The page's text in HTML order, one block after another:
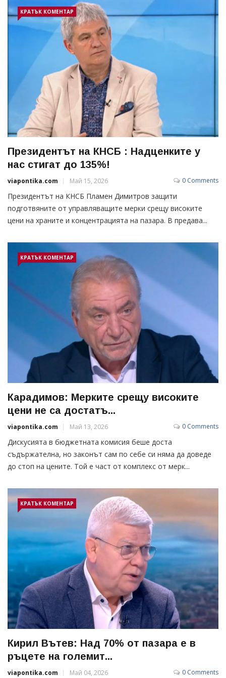
КРАТЪК КОМЕНТАР
Президентът на КНСБ : Надценките у
нас стигат до 135%!
viapontika.com Май 15, 2026 0 Comments
Президентът на КНСБ Пламен Димитров защити
подготвяните от управляващите мерки срещу високите
цени на храните и концентрацията на пазара. В предава...
КРАТЪК КОМЕНТАР
Карадимов: Мерките срещу високите
цени не са достатъ...
viapontika.com Май 13, 2026 0 Comments
Дискусията в бюджетната комисия беше доста
съдържателна, но законът сам по себе си няма да доведе
до стоп на цените. Той е част от комплекс от мерк...
КРАТЪК КОМЕНТАР
Кирил Вътев: Над 70% от пазара е в
ръцете на големит...
viapontika.com Май 04, 2026 0 Comments